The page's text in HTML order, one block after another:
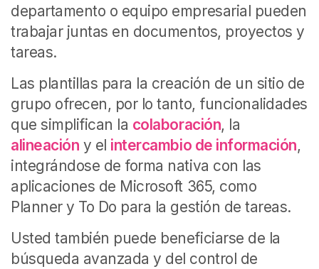
departamento o equipo empresarial pueden
trabajar juntas en documentos, proyectos y
tareas.
Las plantillas para la creación de un sitio de
grupo ofrecen, por lo tanto, funcionalidades
que simplifican la colaboración, la
alineación y el intercambio de información,
integrándose de forma nativa con las
aplicaciones de Microsoft 365, como
Planner y To Do para la gestión de tareas.
Usted también puede beneficiarse de la
búsqueda avanzada y del control de